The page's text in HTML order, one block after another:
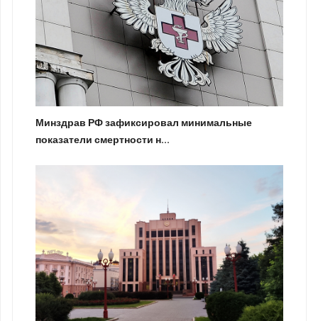
Минздрав РФ зафиксировал минимальные
показатели смертности н...